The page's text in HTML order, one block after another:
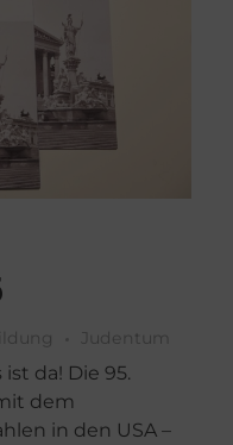
Judentum
da! Die 95.
dem
in den USA –